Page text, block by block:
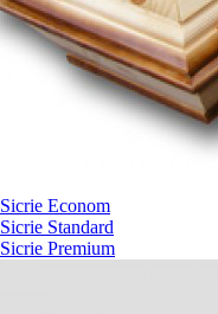
Sicrie Econom
Sicrie Standard
Sicrie Premium